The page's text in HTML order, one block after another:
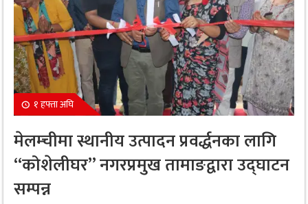
१ हफ्ता अघि
मेलम्चीमा स्थानीय उत्पादन प्रवर्द्धनका लागि
“कोशेलीघर” नगरप्रमुख तामाङद्वारा उद्घाटन
सम्पन्न